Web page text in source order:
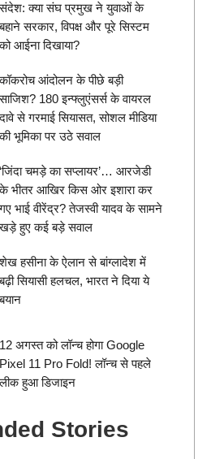
संदेश: क्या संघ प्रमुख ने युवाओं के
बहाने सरकार, विपक्ष और पूरे सिस्टम
को आईना दिखाया?
कॉकरोच आंदोलन के पीछे बड़ी
साजिश? 180 इन्फ्लुएंसर्स के वायरल
दावे से गरमाई सियासत, सोशल मीडिया
की भूमिका पर उठे सवाल
‘जिंदा चमड़े का सप्लायर’… आरजेडी
के भीतर आखिर किस ओर इशारा कर
गए भाई वीरेंद्र? तेजस्वी यादव के सामने
खड़े हुए कई बड़े सवाल
शेख हसीना के ऐलान से बांग्लादेश में
बढ़ी सियासी हलचल, भारत ने दिया ये
बयान
12 अगस्त को लॉन्च होगा Google
Pixel 11 Pro Fold! लॉन्च से पहले
लीक हुआ डिजाइन
Stories